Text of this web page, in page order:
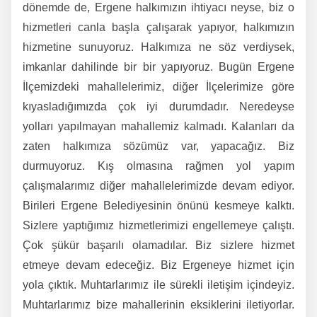
dönemde de, Ergene halkımızın ihtiyacı neyse, biz o
hizmetleri canla başla çalışarak yapıyor, halkımızın
hizmetine sunuyoruz. Halkımıza ne söz verdiysek,
imkanlar dahilinde bir bir yapıyoruz. Bugün Ergene
İlçemizdeki mahallelerimiz, diğer İlçelerimize göre
kıyasladığımızda çok iyi durumdadır. Neredeyse
yolları yapılmayan mahallemiz kalmadı. Kalanları da
zaten halkımıza sözümüz var, yapacağız. Biz
durmuyoruz. Kış olmasına rağmen yol yapım
çalışmalarımız diğer mahallelerimizde devam ediyor.
Birileri Ergene Belediyesinin önünü kesmeye kalktı.
Sizlere yaptığımız hizmetlerimizi engellemeye çalıştı.
Çok şükür başarılı olamadılar. Biz sizlere hizmet
etmeye devam edeceğiz. Biz Ergeneye hizmet için
yola çıktık. Muhtarlarımız ile sürekli iletişim içindeyiz.
Muhtarlarımız bize mahallerinin eksiklerini iletiyorlar.